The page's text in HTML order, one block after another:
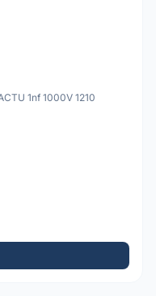
1nf 1000V 1210